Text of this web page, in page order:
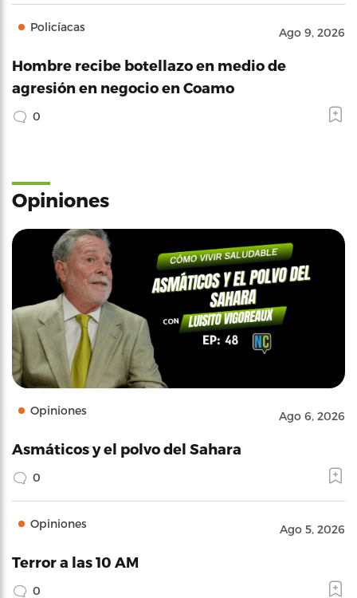
Policíacas Ago 9, 2026
Hombre recibe botellazo en medio de
agresión en negocio en Coamo
0
Opiniones
Opiniones Ago 6, 2026
Asmáticos y el polvo del Sahara
0
Opiniones Ago 5, 2026
Terror a las 10 AM
0